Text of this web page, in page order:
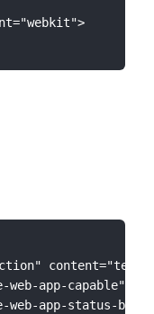
web-app-capable"
web-app-status-bar-